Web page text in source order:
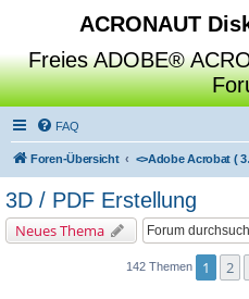
ACRONAUT
Freies ADOBE®
FAQ
Foren-Übersicht <>Adobe Acrobat ( 3D / Professional / Standard / Reader / Distiller )
3D / PDF Erstellung
Neues Thema
142 Themen 1 2